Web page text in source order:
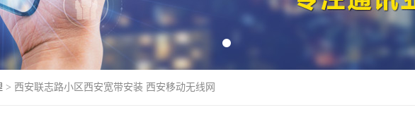
> 西安联志路小区西安宽带安装 西安移动无线网